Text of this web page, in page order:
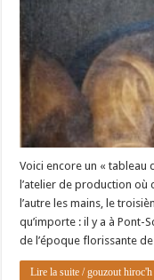
Voici encore un « tableau
l’atelier de production où
l’autre les mains, le
qu’importe : il y a à
de l’époque florissante
Lire la suite / gouzout